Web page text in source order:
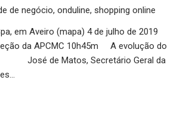
de negócio, onduline, shopping online
em Aveiro (mapa) 4 de julho de 2019
da APCMC 10h45m A evolução do
José de Matos, Secretário Geral da